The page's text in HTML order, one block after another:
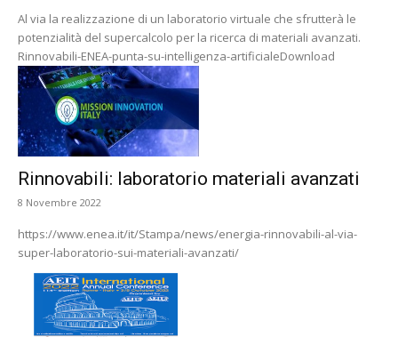
Al via la realizzazione di un laboratorio virtuale che sfrutterà le
potenzialità del supercalcolo per la ricerca di materiali avanzati.
Rinnovabili-ENEA-punta-su-intelligenza-artificialeDownload
Rinnovabili: laboratorio materiali avanzati
8 Novembre 2022
https://www.enea.it/it/Stampa/news/energia-rinnovabili-al-via-
super-laboratorio-sui-materiali-avanzati/